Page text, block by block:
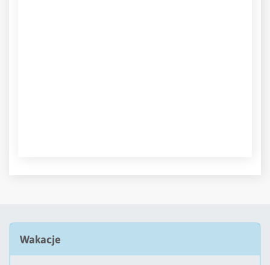
Wakacje